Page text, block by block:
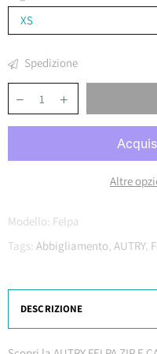
Spedizione
Altre
Modello: Felpa
Tags: Abbigliamento, AUTRY,
DESCRIZIONE